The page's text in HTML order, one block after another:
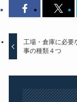
工場・倉庫に必要
事の種類４つ